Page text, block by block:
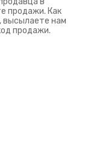
продажи. Как
высылаете нам
продажи.